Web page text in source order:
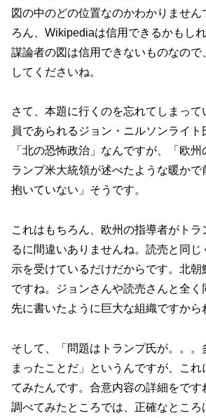
図の中のどの位置なのかわかりません
ろん、Wikipediaは信用できるかもし
謀論者の図は信用できないものなので
してくださいね。
さて、本題に行くのを忘れてしまっ
員であられるジョン・ニルソンライト
「北の恐怖政治」なんですが、「欧
ランプ米大統領が述べたような暖かで
抱いていない」そうです。
これはもちろん、欧州の指導者がト
るに間違いありませんね。読売と同
示を受けているだけだからです。北
ですね。ジョンさんや読売さんと全
先に書いたように巨大な組織ですから
そして、「問題はトランプ氏が。。。
まったことだ」というんですが、こ
てみたんです。合意内容の詳細をです
調べてみたところでは、正確なところ